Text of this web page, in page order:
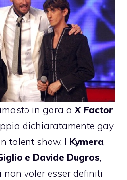
in gara aX Factor
dichiaratamente gay
talent show. I Kymera,
e Davide Dugros,
voler esser definiti